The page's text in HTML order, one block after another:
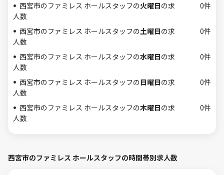
西宮市のファミレス ホールスタッフの火曜日の求
人数
0件
西宮市のファミレス ホールスタッフの土曜日の求
人数
0件
西宮市のファミレス ホールスタッフの水曜日の求
人数
0件
西宮市のファミレス ホールスタッフの日曜日の求
人数
0件
西宮市のファミレス ホールスタッフの木曜日の求
人数
0件
西宮市のファミレス ホールスタッフの時間帯別求人数